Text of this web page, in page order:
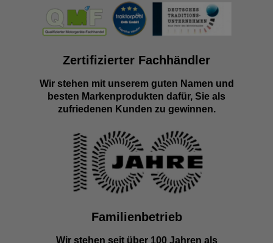
Zertifizierter Fachhändler
Wir stehen mit unserem guten Namen und
besten Markenprodukten dafür, Sie als
zufriedenen Kunden zu gewinnen.
Familienbetrieb
Wir stehen seit über 100 Jahren als